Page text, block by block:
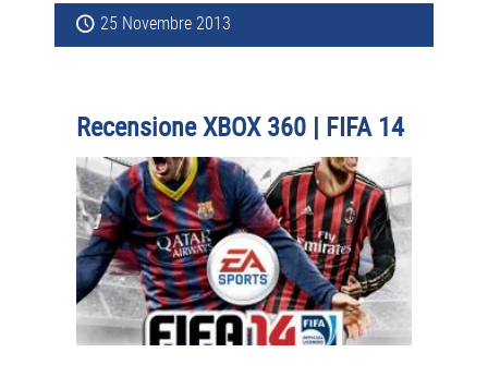
25 Novembre 2013
Recensione XBOX 360 | FIFA 14